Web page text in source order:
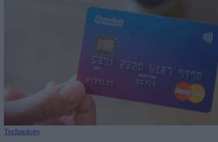
Technology